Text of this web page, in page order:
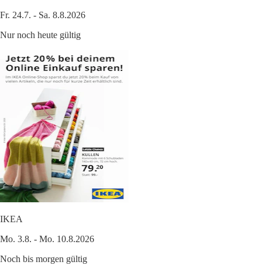
Fr. 24.7. - Sa. 8.8.2026
Nur noch heute gültig
IKEA
Mo. 3.8. - Mo. 10.8.2026
Noch bis morgen gültig